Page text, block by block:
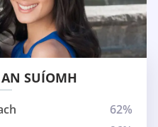
SUÍOMH
62%